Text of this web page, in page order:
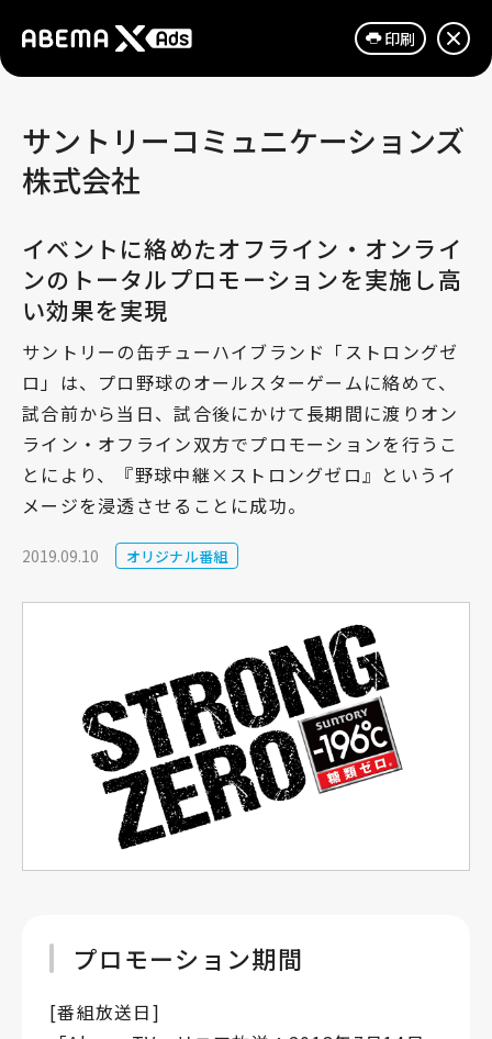
印刷
サントリーコミュニケーションズ
株式会社
イベントに絡めたオフライン・オンライ
ンのトータルプロモーションを実施し高
い効果を実現
サントリーの缶チューハイブランド「ストロングゼ
ロ」は、プロ野球のオールスターゲームに絡めて、
試合前から当日、試合後にかけて長期間に渡りオン
ライン・オフライン双方でプロモーションを行うこ
とにより、『野球中継×ストロングゼロ』というイ
メージを浸透させることに成功。
2019.09.10 オリジナル番組
プロモーション期間
[番組放送日]